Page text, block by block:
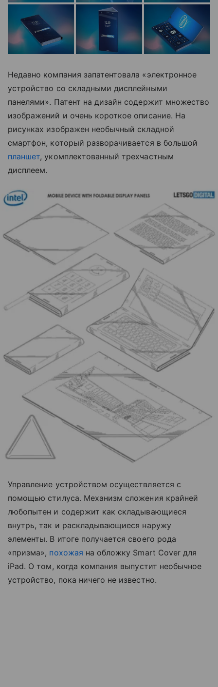
Недавно компания запатентовала «электронное
устройство со складными дисплейными
панелями». Патент на дизайн содержит множество
изображений и очень короткое описание. На
рисунках изображен необычный складной
смартфон, который разворачивается в большой
планшет, укомплектованный трехчастным
дисплеем.
Управление устройством осуществляется с
помощью стилуса. Механизм сложения крайней
любопытен и содержит как складывающиеся
внутрь, так и раскладывающиеся наружу
элементы. В итоге получается своего рода
«призма», похожая на обложку Smart Cover для
iPad. О том, когда компания выпустит необычное
устройство, пока ничего не известно.